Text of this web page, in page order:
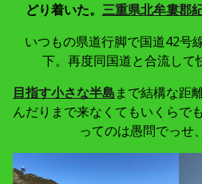
どり着いた。 三重県北牟婁郡
いつもの県道行脚で国道42号
下。再度同国道と合流し
目指す小さな半島まで結構な距
んだりまで来なくてもいくらで
ってのは愚問でっせ